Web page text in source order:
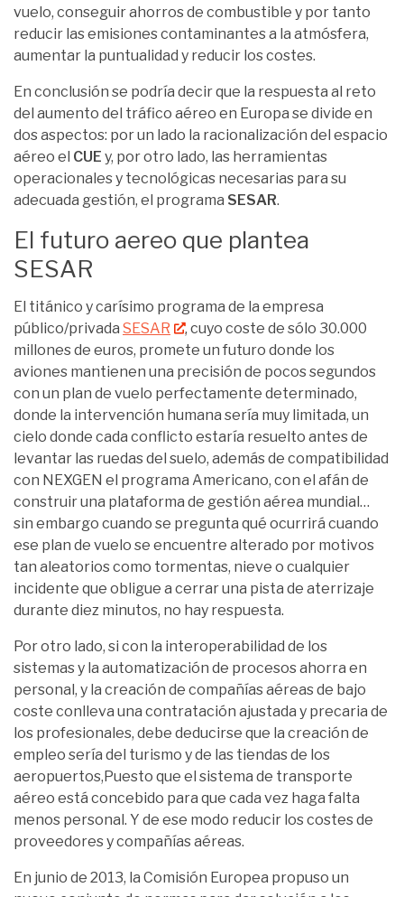
vuelo, conseguir ahorros de combustible y por tanto
reducir las emisiones contaminantes a la atmósfera,
aumentar la puntualidad y reducir los costes.
En conclusión se podría decir que la respuesta al reto
del aumento del tráfico aéreo en Europa se divide en
dos aspectos: por un lado la racionalización del espacio
aéreo el CUE y, por otro lado, las herramientas
operacionales y tecnológicas necesarias para su
adecuada gestión, el programa SESAR.
El futuro aereo que plantea
SESAR
El titánico y carísimo programa de la empresa
público/privada SESAR
, cuyo coste de sólo 30.000
millones de euros, promete un futuro donde los
aviones mantienen una precisión de pocos segundos
con un plan de vuelo perfectamente determinado,
donde la intervención humana sería muy limitada, un
cielo donde cada conflicto estaría resuelto antes de
levantar las ruedas del suelo, además de compatibilidad
con NEXGEN el programa Americano, con el afán de
construir una plataforma de gestión aérea mundial…
sin embargo cuando se pregunta qué ocurrirá cuando
ese plan de vuelo se encuentre alterado por motivos
tan aleatorios como tormentas, nieve o cualquier
incidente que obligue a cerrar una pista de aterrizaje
durante diez minutos, no hay respuesta.
Por otro lado, si con la interoperabilidad de los
sistemas y la automatización de procesos ahorra en
personal, y la creación de compañías aéreas de bajo
coste conlleva una contratación ajustada y precaria de
los profesionales, debe deducirse que la creación de
empleo sería del turismo y de las tiendas de los
aeropuertos,Puesto que el sistema de transporte
aéreo está concebido para que cada vez haga falta
menos personal. Y de ese modo reducir los costes de
proveedores y compañías aéreas.
En junio de 2013, la Comisión Europea propuso un